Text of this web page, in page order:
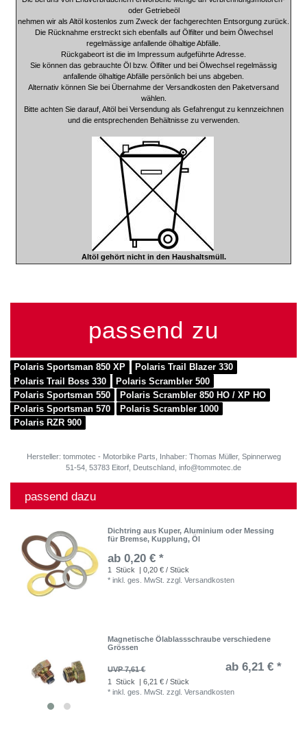
oder Getriebeöl
nehmen wir als Altöl kostenlos zum Zweck der fachgerechten Entsorgung zurück.
Die Rücknahme erstreckt sich ebenfalls auf Ölfilter und beim Ölwechsel
regelmässige anfallende ölhaltige Abfälle.
Rückgabeort ist die im Impressum aufgeführte Adresse.
Sie können das gebrauchte Öl bzw. Ölfilter und bei Ölwechsel regelmässig
anfallende ölhaltige Abfälle persönlich bei uns abgeben.
Alternativ können Sie bei Übernahme der Versandkosten den Paketversand
wählen.
Bitte achten Sie darauf, Altöl bei Versendung als Gefahrengut zu kennzeichnen
und die entsprechenden Behältnisse zu verwenden.
Altöl gehört nicht in den Haushaltsmüll.
passend zu
Polaris Sportsman 850 XP
Polaris Trail Blazer 330
Polaris Trail Boss 330
Polaris Scrambler 500
Polaris Sportsman 550
Polaris Scrambler 850 HO / XP HO
Polaris Sportsman 570
Polaris Scrambler 1000
Polaris RZR 900
Hersteller: tommotec - Motorbike Parts, Inhaber: Thomas Müller, Spinnerweg
51-54, 53783 Eitorf, Deutschland, info@tommotec.de
passend dazu
Dichtring aus Kuper, Aluminium oder Messing
für Bremse, Kupplung, Öl
ab 0,20 € *
1 Stück
| 0,20 € / Stück
*inkl. ges. MwSt. zzgl.Versandkosten
Magnetische Ölablassschraube verschiedene
Grössen
UVP 7,61 € ab 6,21 € *
1 Stück
| 6,21 € / Stück
*inkl. ges. MwSt. zzgl.Versandkosten